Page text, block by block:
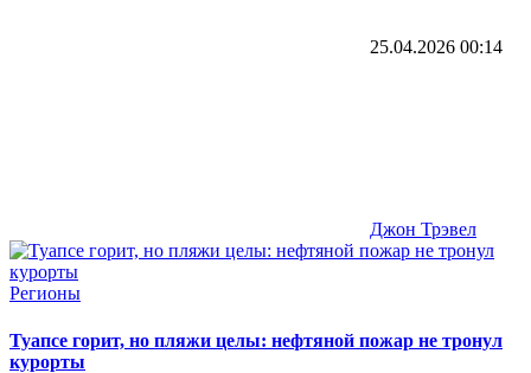
25.04.2026 00:14
Джон Трэвел
Регионы
Туапсе горит, но пляжи целы: нефтяной пожар не тронул
курорты